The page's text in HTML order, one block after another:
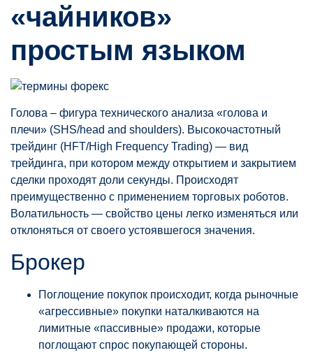
«чайников»
простым языком
Голова – фигура технического анализа «голова и
плечи» (SHS/head and shoulders). Высокочастотный
трейдинг (HFT/High Frequency Trading) — вид
трейдинга, при котором между открытием и закрытием
сделки проходят доли секунды. Происходят
преимущественно с применением торговых роботов.
Волатильность — свойство цены легко изменяться или
отклоняться от своего устоявшегося значения.
Брокер
Поглощение покупок происходит, когда рыночные
«агрессивные» покупки наталкиваются на
лимитные «пассивные» продажи, которые
поглощают спрос покупающей стороны.